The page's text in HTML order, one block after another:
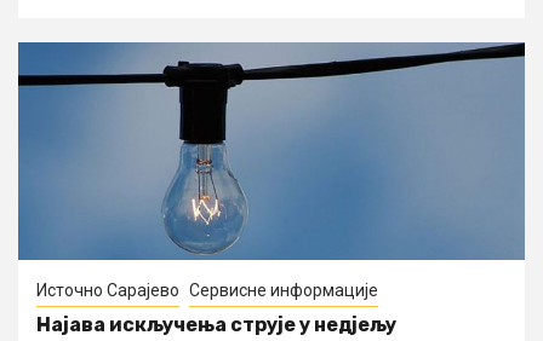
Источно Сарајево Сервисне информације
Најава искључења струје у недјељу